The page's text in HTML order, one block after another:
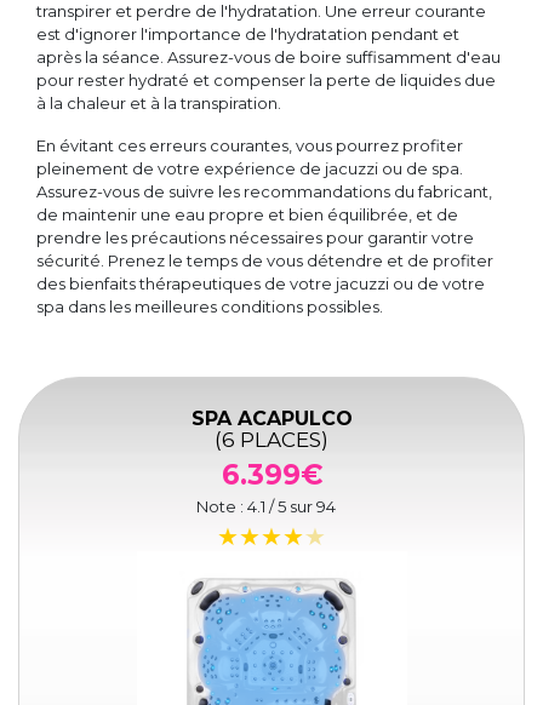
transpirer et perdre de l'hydratation. Une erreur courante
est d'ignorer l'importance de l'hydratation pendant et
après la séance. Assurez-vous de boire suffisamment d'eau
pour rester hydraté et compenser la perte de liquides due
à la chaleur et à la transpiration.
En évitant ces erreurs courantes, vous pourrez profiter
pleinement de votre expérience de jacuzzi ou de spa.
Assurez-vous de suivre les recommandations du fabricant,
de maintenir une eau propre et bien équilibrée, et de
prendre les précautions nécessaires pour garantir votre
sécurité. Prenez le temps de vous détendre et de profiter
des bienfaits thérapeutiques de votre jacuzzi ou de votre
spa dans les meilleures conditions possibles.
SPA ACAPULCO
(6 PLACES)
6.399€
Note : 4.1 / 5 sur94